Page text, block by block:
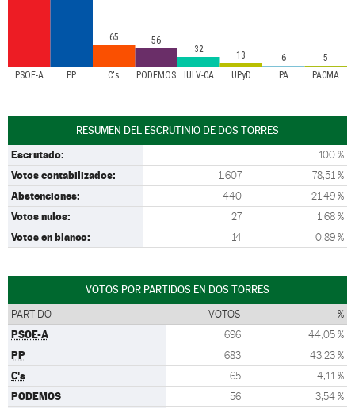
PSOE-A PP C's PODEMOS IULV-CA UPyD PA PACMA
65 56
32
13 6 5
RESUMEN DEL ESCRUTINIO DE DOS TORRES
Escrutado: 100 %
Votos contabilizados: 1.607 78,51 %
Abstenciones: 440 21,49 %
Votos nulos: 27 1,68 %
Votos en blanco: 14 0,89 %
VOTOS POR PARTIDOS EN DOS TORRES
PARTIDO VOTOS %
PSOE-A 696 44,05 %
PP 683 43,23 %
C's 65 4,11 %
PODEMOS 56 3,54 %